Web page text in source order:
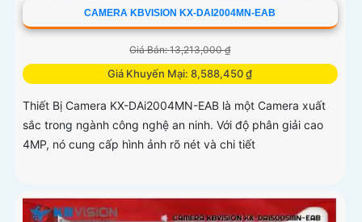
CAMERA KBVISION KX-DAI2004MN-EAB
Giá Bán: 13,213,000 ₫
Giá Khuyến Mại: 8,588,450 ₫
Thiết Bị Camera KX-DAi2004MN-EAB là một Camera xuất
sắc trong ngành công nghệ an ninh. Với độ phân giải cao
4MP, nó cung cấp hình ảnh rõ nét và chi tiết